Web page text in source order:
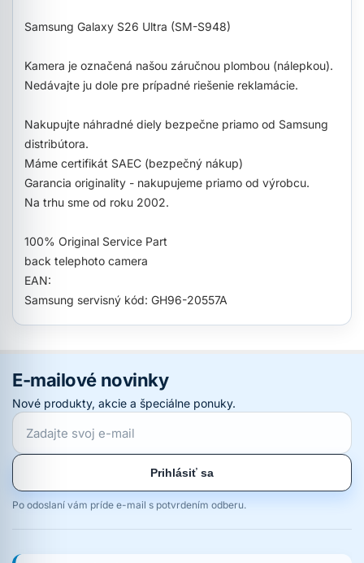
Samsung Galaxy S26 Ultra (SM-S948)
Kamera je označená našou záručnou plombou (nálepkou).
Nedávajte ju dole pre prípadné riešenie reklamácie.
Nakupujte náhradné diely bezpečne priamo od Samsung
distribútora.
Máme certifikát SAEC (bezpečný nákup)
Garancia originality - nakupujeme priamo od výrobcu.
Na trhu sme od roku 2002.
100% Original Service Part
back telephoto camera
EAN:
Samsung servisný kód: GH96-20557A
E-mailové novinky
Nové produkty, akcie a špeciálne ponuky.
Prihlásiť sa
Po odoslaní vám príde e-mail s potvrdením odberu.